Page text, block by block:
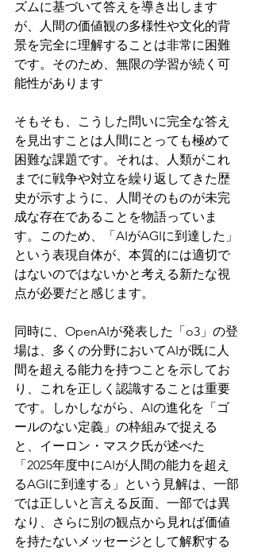
ズムに基づいて答えを導き出します
が、人間の価値観の多様性や文化的背
景を完全に理解することは非常に困難
です。そのため、無限の学習が続く可
能性があります
そもそも、こうした問いに完全な答え
を見出すことは人間にとっても極めて
困難な課題です。それは、人類がこれ
までに戦争や対立を繰り返してきた歴
史が示すように、人間そのものが未完
成な存在であることを物語っていま
す。このため、「AIがAGIに到達した」
という表現自体が、本質的には適切で
はないのではないかと考える新たな視
点が必要だと感じます。
同時に、OpenAIが発表した「o3」の登
場は、多くの分野においてAIが既に人
間を超える能力を持つことを示してお
り、これを正しく認識することは重要
です。しかしながら、AIの進化を「ゴ
ールのない定義」の枠組みで捉える
と、イーロン・マスク氏が述べた
「2025年度中にAIが人間の能力を超え
るAGIに到達する」という見解は、一部
では正しいと言える反面、一部では異
なり、さらに別の観点から見れば価値
を持たないメッセージとして解釈する